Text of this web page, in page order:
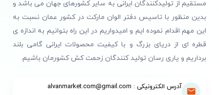
مستقیم از تولیدکنندگان ایرانی به سایر کشورهای جهان می باشد و
بدین منظور با تاسیس دفتر الوان مارکت در کشور عمان نسبت به
این مهم اقدام نموده ایم و امیدواریم در این راه بتوانیم به اندازه ی
قطره ای از دریای بزرگ و با کیفیت محصولات ایرانی گامی بلند
برداریم و یاری رسان تولید کنندگان زحمت کش کشورمان باشیم.
آدرس الکترونیکی : alvanmarket.com@gmail.com